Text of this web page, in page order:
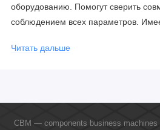
оборудованию. Помогут сверить
соблюдением всех параметров.
обучение сотрудников, что
Читать дальше
CBM — components business machines